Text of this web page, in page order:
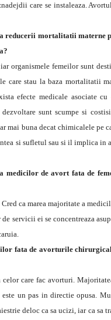
care se instaleaza.
reducerii mortalitatii materne
organismele femeilor sunt
care stau la baza mortalitatii
efecte medicale asociate
sunt scumpe si
mai buna decat chimicalele
si sufletul sau si il implica
medicilor de avort fata de
ca marea majoritate a
servicii ei se concentreaza
fata de avorturile
care fac avorturi.
un pas in directie opusa.
deloc ca sa ucizi, iar ca